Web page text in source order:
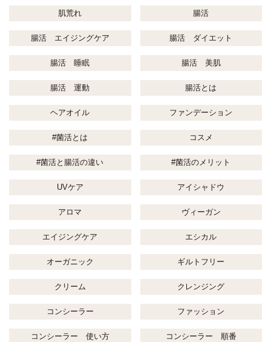
肌荒れ 腸活
腸活 エイジングケア 腸活 ダイエット
腸活 睡眠 腸活 美肌
腸活 運動 腸活とは
ヘアオイル ファンデーション
#菌活とは コスメ
#菌活と腸活の違い #菌活のメリット
UVケア アイシャドウ
アロマ ヴィーガン
エイジングケア エシカル
オーガニック ギルトフリー
クリーム クレンジング
コンシーラー ファッション
コンシーラー 使い方 コンシーラー 順番